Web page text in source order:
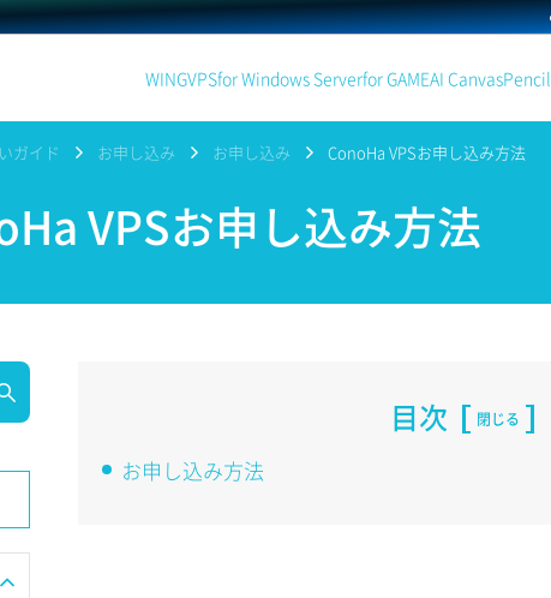
WINGVPSfor Windows Serverfor GAMEAI CanvasPencil
ガイド お申し込み お申し込み ConoHa VPSお申し込み方法
VPSお申し込み方法
目次 閉じる
お申し込み方法